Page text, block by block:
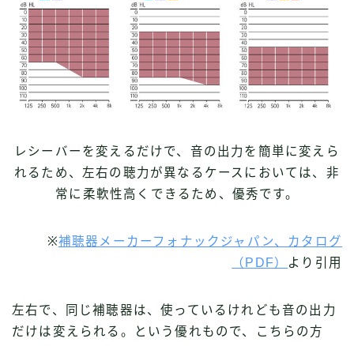
レシーバーを変えるだけで、音の出力を簡単に変えら
れるため、左右の聴力が異なるケースにおいては、非
常に柔軟性高くできるため、優秀です。
※補聴器メーカーフォナックジャパン、カタログ
（PDF）
より引用
左右で、同じ補聴器は、使っているけれども音の出力
だけは変えられる。という優れもので、こちらの方